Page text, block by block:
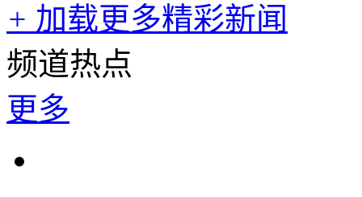
+ 加载更多精彩新闻
频道热点
更多